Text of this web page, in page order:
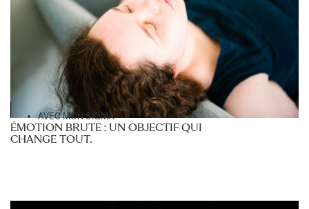
AVEC MON SIGMA
ÉMOTION BRUTE : UN OBJECTIF QUI
CHANGE TOUT.